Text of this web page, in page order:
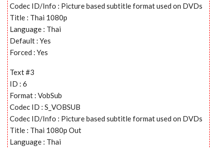
Codec ID/Info : Picture based subtitle format used on DVDs
Title : Thai 1080p
Language : Thai
Default : Yes
Forced : Yes
Text #3
ID : 6
Format : VobSub
Codec ID : S_VOBSUB
Codec ID/Info : Picture based subtitle format used on DVDs
Title : Thai 1080p Out
Language : Thai